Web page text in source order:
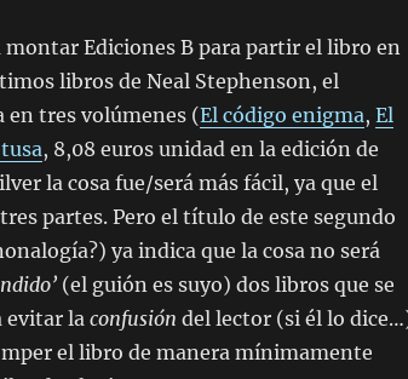
montar Ediciones B para partir el libro en
libros de Neal Stephenson, el
en tres volúmenes (El código enigma, El
, 8,08 euros unidad en la edición de
la cosa fue/será más fácil, ya que el
partes. Pero el título de este segundo
ya indica que la cosa no será
(el guión es suyo) dos libros que se
evitar laconfusión del lector (si él lo
el libro de manera mínimamente